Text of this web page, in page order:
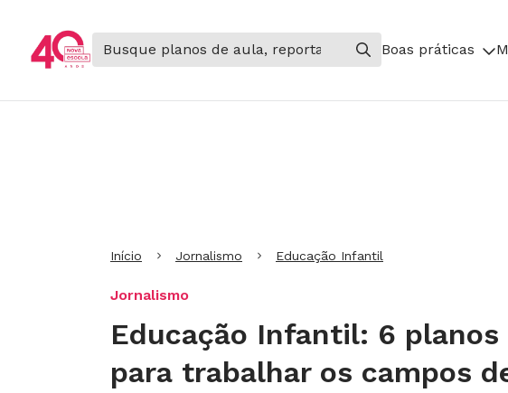
Boas práticas
Início Jornalismo Educação Infantil
Jornalismo
Educação Infantil: 6 planos
para trabalhar os campos